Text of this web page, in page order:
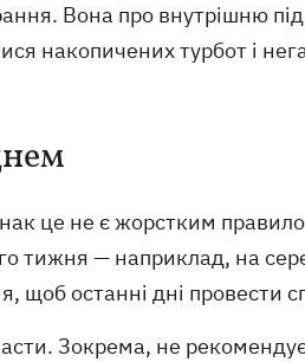
Вона про внутрішню
накопичених турбот і
це не є жорстким
тижня — наприклад, на
щоб останні дні провести
Зокрема, не